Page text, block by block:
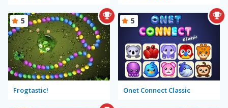
Frogtastic!
5
Onet Connect Classic
5